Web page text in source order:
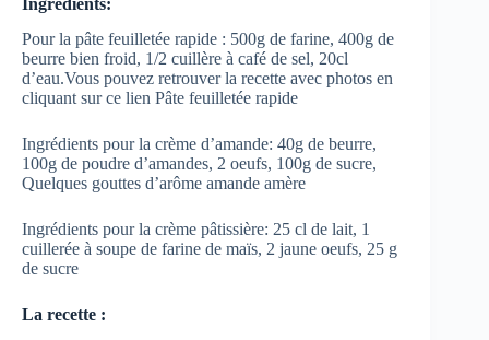
Pour la pâte feuilletée rapide : 500g de farine, 400g de
beurre bien froid, 1/2 cuillère à café de sel, 20cl
d’eau.Vous pouvez retrouver la recette avec photos en
cliquant sur ce lien Pâte feuilletée rapide
Ingrédients pour la crème d’amande: 40g de beurre,
100g de poudre d’amandes, 2 oeufs, 100g de sucre,
Quelques gouttes d’arôme amande amère
Ingrédients pour la crème pâtissière: 25 cl de lait, 1
cuillerée à soupe de farine de maïs, 2 jaune oeufs, 25 g
de sucre
La recette :